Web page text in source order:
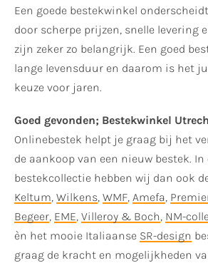
Een goede bestekwinkel
door scherpe prijzen, snelle levering
zijn zeker zo belangrijk. Een goed
lange levensduur en daarom is het
keuze voor jaren.
Goed gevonden; Bestekwinkel
Onlinebestek helpt je graag bij het
de aankoop van een nieuw bestek. In
bestekcollectie hebben wij dan ook
Keltum, Wilkens, WMF, Amefa,
Begeer, EME, Villeroy & Boch, NM-
èn het mooie Italiaanse SR-design
graag de kracht en mogelijkheden